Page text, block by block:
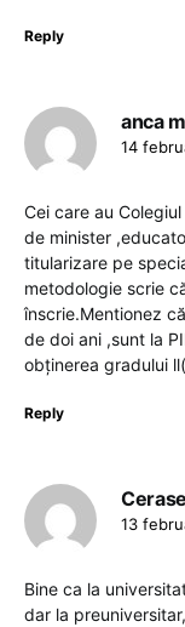
Reply
anca
14
Cei care au
de minister
titularizare pe
metodologie scrie
înscrie.Mentionez
de doi ani ,sunt la
obținerea gradului
Reply
13
Bine ca la
dar la